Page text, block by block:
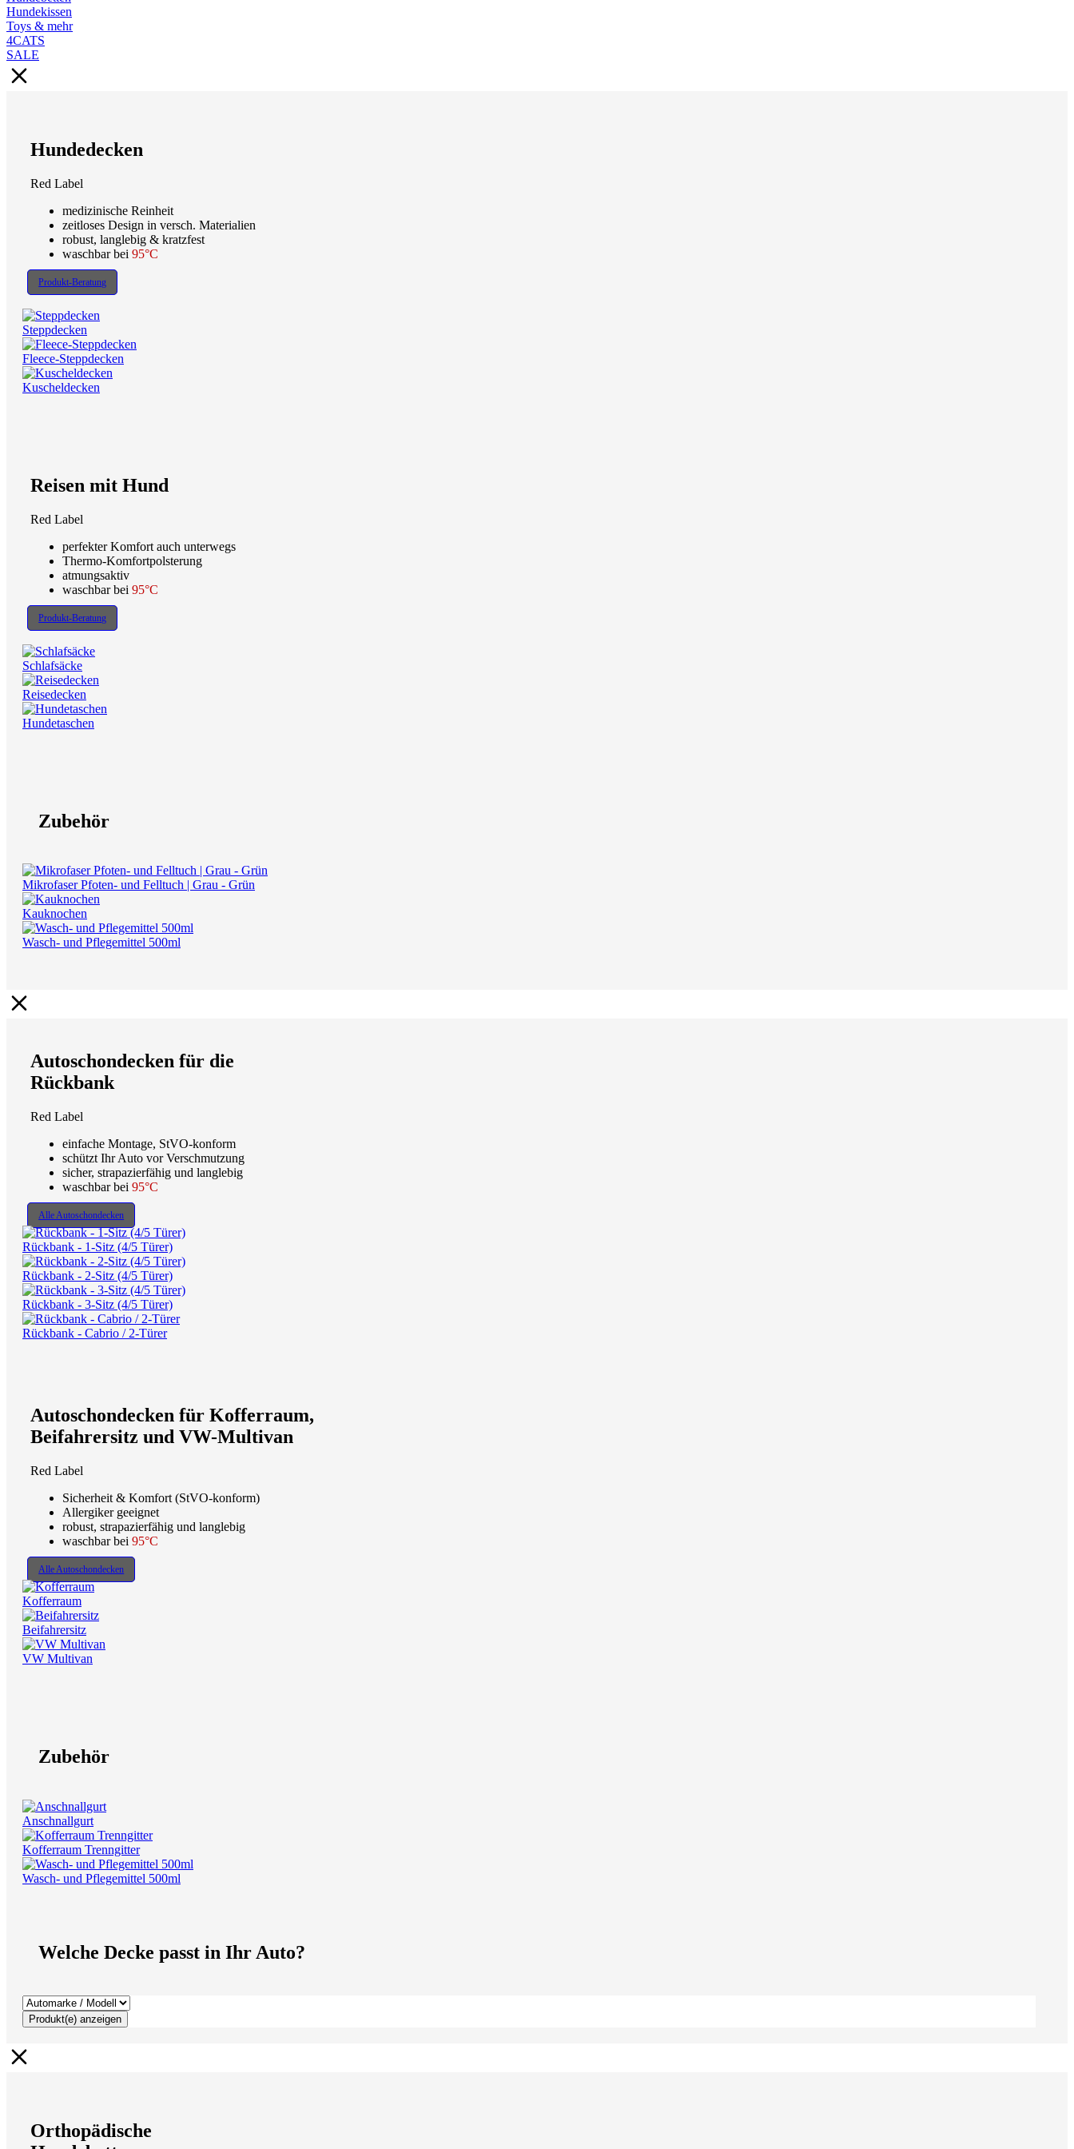
Hundekissen
Toys & mehr
4CATS
SALE
Hundedecken
Red Label
medizinische Reinheit
zeitloses Design in versch. Materialien
robust, langlebig & kratzfest
waschbar bei 95°C
Produkt-Beratung
Steppdecken
Fleece-Steppdecken
Kuscheldecken
Reisen mit Hund
Red Label
perfekter Komfort auch unterwegs
Thermo-Komfortpolsterung
atmungsaktiv
waschbar bei 95°C
Produkt-Beratung
Schlafsäcke
Reisedecken
Hundetaschen
Zubehör
Mikrofaser Pfoten- und Felltuch | Grau - Grün
Kauknochen
Wasch- und Pflegemittel 500ml
Autoschondecken für die
Rückbank
Red Label
einfache Montage, StVO-konform
schützt Ihr Auto vor Verschmutzung
sicher, strapazierfähig und langlebig
waschbar bei 95°C
Alle Autoschondecken
Rückbank - 1-Sitz (4/5 Türer)
Rückbank - 2-Sitz (4/5 Türer)
Rückbank - 3-Sitz (4/5 Türer)
Rückbank - Cabrio / 2-Türer
Autoschondecken für Kofferraum,
Beifahrersitz und VW-Multivan
Red Label
Sicherheit & Komfort (StVO-konform)
Allergiker geeignet
robust, strapazierfähig und langlebig
waschbar bei 95°C
Alle Autoschondecken
Kofferraum
Beifahrersitz
VW Multivan
Zubehör
Anschnallgurt
Kofferraum Trenngitter
Wasch- und Pflegemittel 500ml
Welche Decke passt in Ihr Auto?
Produkt(e) anzeigen
Orthopädische